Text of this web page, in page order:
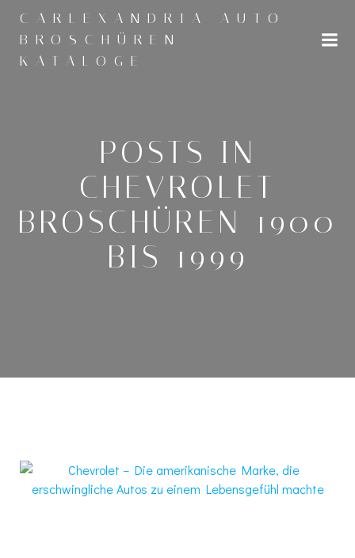
Inhalt
CARLEXANDRIA AUTO
BROSCHÜREN
KATALOGE
POSTS IN
CHEVROLET
BROSCHÜREN 1900
BIS 1999